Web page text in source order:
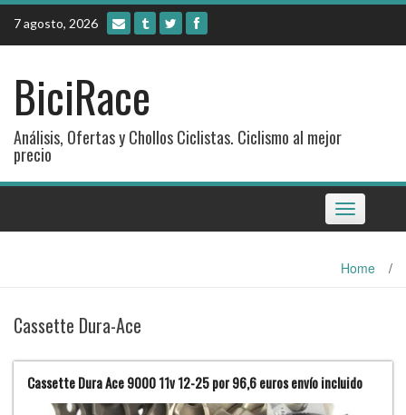
Skip
content
7 agosto, 2026
BiciRace
Análisis, Ofertas y Chollos Ciclistas. Ciclismo al mejor
precio
Toggle
navigation
Home /
Cassette Dura-Ace
Cassette Dura Ace 9000 11v 12-25 por 96,6 euros envío incluido